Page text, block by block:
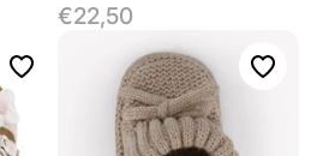
€22,50